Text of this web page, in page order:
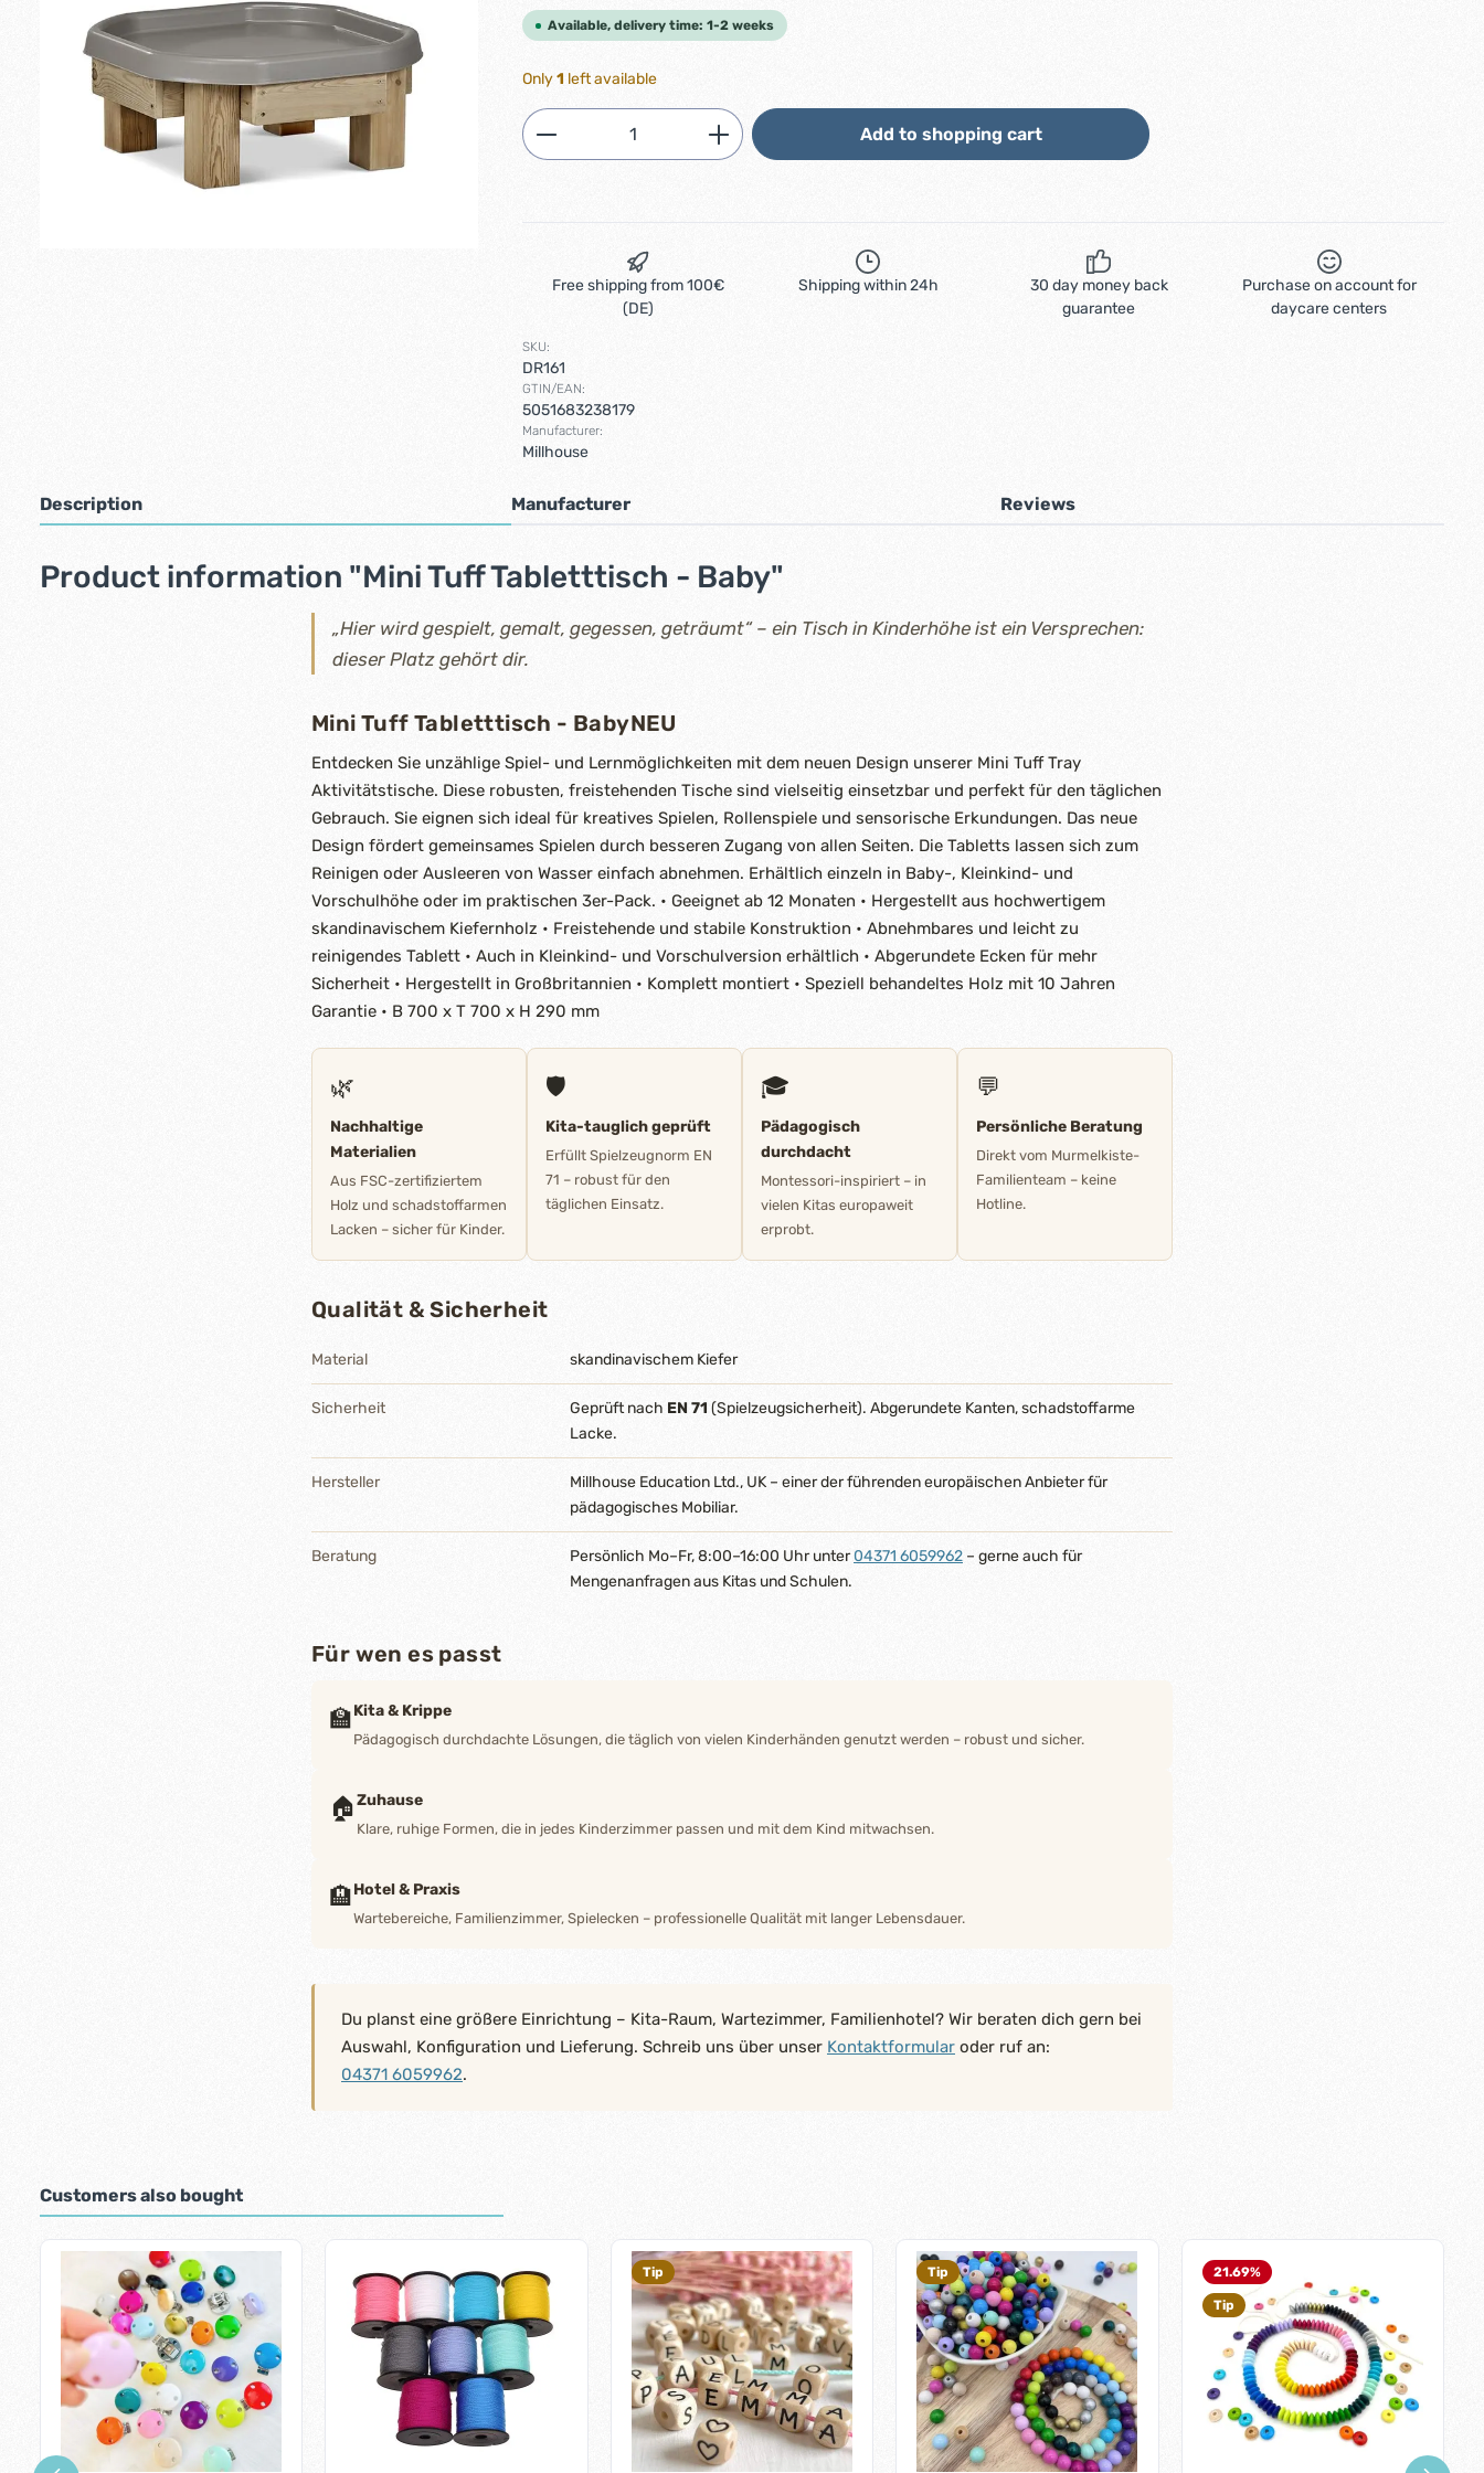
Available, delivery time: 1-2 weeks
Only1 left available
Product Quantity: Enter the desired amount or use the buttons to increase or
Add to shopping cart
Free shipping from 100€
(DE)
Shipping within 24h
30 day money back
guarantee
Purchase on account for
daycare centers
SKU:
DR161
GTIN/EAN:
5051683238179
Manufacturer:
Millhouse
Description Manufacturer Reviews
Product information "Mini Tuff Tabletttisch - Baby"
„Hier wird gespielt, gemalt, gegessen, geträumt“ – ein Tisch in Kinderhöhe ist ein Versprechen:
dieser Platz gehört dir.
Mini Tuff Tabletttisch - BabyNEU
Entdecken Sie unzählige Spiel- und Lernmöglichkeiten mit dem neuen Design unserer Mini Tuff Tray
Aktivitätstische. Diese robusten, freistehenden Tische sind vielseitig einsetzbar und perfekt für den täglichen
Gebrauch. Sie eignen sich ideal für kreatives Spielen, Rollenspiele und sensorische Erkundungen. Das neue
Design fördert gemeinsames Spielen durch besseren Zugang von allen Seiten. Die Tabletts lassen sich zum
Reinigen oder Ausleeren von Wasser einfach abnehmen. Erhältlich einzeln in Baby-, Kleinkind- und
Vorschulhöhe oder im praktischen 3er-Pack. • Geeignet ab 12 Monaten • Hergestellt aus hochwertigem
skandinavischem Kiefernholz • Freistehende und stabile Konstruktion • Abnehmbares und leicht zu
reinigendes Tablett • Auch in Kleinkind- und Vorschulversion erhältlich • Abgerundete Ecken für mehr
Sicherheit • Hergestellt in Großbritannien • Komplett montiert • Speziell behandeltes Holz mit 10 Jahren
Garantie • B 700 x T 700 x H 290 mm
🌿
Nachhaltige
Materialien
Aus FSC-zertifiziertem
Holz und schadstoffarmen
Lacken – sicher für Kinder.
🛡️
Kita-tauglich geprüft
Erfüllt Spielzeugnorm EN
71 – robust für den
täglichen Einsatz.
🎓
Pädagogisch
durchdacht
Montessori-inspiriert – in
vielen Kitas europaweit
erprobt.
💬
Persönliche Beratung
Direkt vom Murmelkiste-
Familienteam – keine
Hotline.
Qualität & Sicherheit
Material skandinavischem Kiefer
Sicherheit Geprüft nach EN 71 (Spielzeugsicherheit). Abgerundete Kanten, schadstoffarme
Lacke.
Hersteller
Millhouse Education Ltd., UK – einer der führenden europäischen Anbieter für
pädagogisches Mobiliar.
Beratung Persönlich Mo–Fr, 8:00–16:00 Uhr unter04371 6059962 – gerne auch für
Mengenanfragen aus Kitas und Schulen.
Für wen es passt
🏫Kita & Krippe
Pädagogisch durchdachte Lösungen, die täglich von vielen Kinderhänden genutzt werden – robust und sicher.
🏠Zuhause
Klare, ruhige Formen, die in jedes Kinderzimmer passen und mit dem Kind mitwachsen.
🏨Hotel & Praxis
Wartebereiche, Familienzimmer, Spielecken – professionelle Qualität mit langer Lebensdauer.
Du planst eine größere Einrichtung – Kita-Raum, Wartezimmer, Familienhotel? Wir beraten dich gern bei
Auswahl, Konfiguration und Lieferung. Schreib uns über unser Kontaktformular oder ruf an:
04371 6059962.
Customers also bought
Skip product gallery
Tip Tip 21.69%
Tip